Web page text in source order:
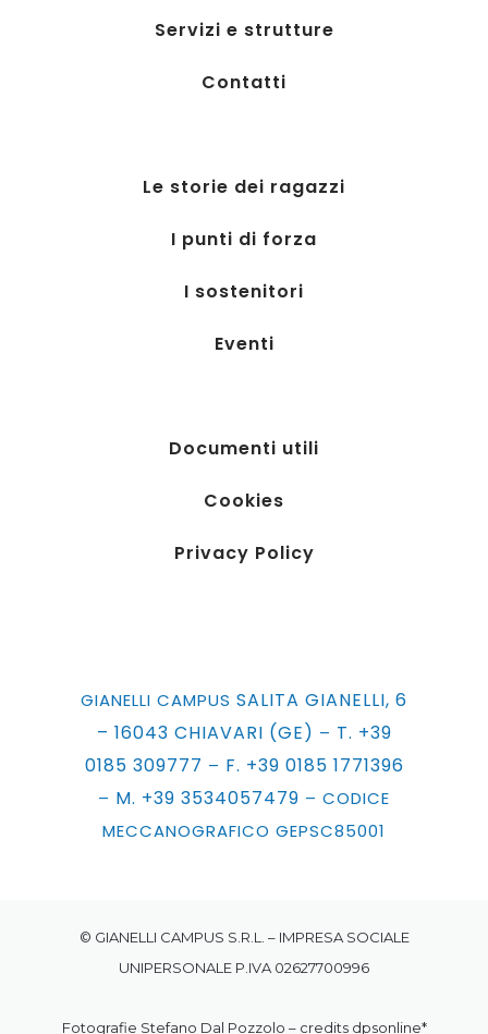
Servizi e strutture
Contatti
Le storie dei ragazzi
I punti di forza
I sostenitori
Eventi
Documenti utili
Cookies
Privacy Policy
GIANELLI CAMPUS SALITA GIANELLI, 6
– 16043 CHIAVARI (GE) – T. +39
0185 309777 – F. +39 0185 1771396
– M. +39 3534057479 – CODICE
MECCANOGRAFICO GEPSC85001
© GIANELLI CAMPUS S.R.L. – IMPRESA SOCIALE
UNIPERSONALE P.IVA 02627700996
Fotografie Stefano Dal Pozzolo – credits dpsonline*